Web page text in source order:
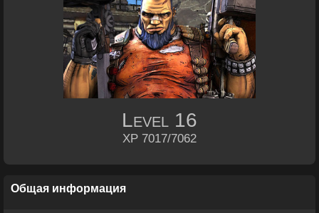
Level 16
XP 7017/7062
Общая информация